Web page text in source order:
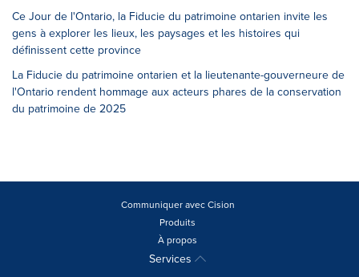
Ce Jour de l'Ontario, la Fiducie du patrimoine ontarien invite les
gens à explorer les lieux, les paysages et les histoires qui
définissent cette province
La Fiducie du patrimoine ontarien et la lieutenante-gouverneure de
l'Ontario rendent hommage aux acteurs phares de la conservation
du patrimoine de 2025
Communiquer avec Cision
Produits
À propos
Services